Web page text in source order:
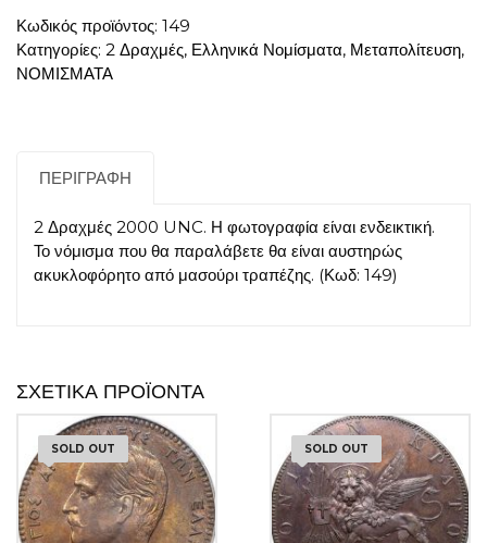
ποσότητα
Κωδικός προϊόντος: 149
Κατηγορίες: 2 Δραχμές, Ελληνικά Νομίσματα, Μεταπολίτευση,
ΝΟΜΙΣΜΑΤΑ
ΠΕΡΙΓΡΑΦΉ
2 Δραχμές 2000 UNC. Η φωτογραφία είναι ενδεικτική.
Το νόμισμα που θα παραλάβετε θα είναι αυστηρώς
ακυκλοφόρητο από μασούρι τραπέζης. (Κωδ: 149)
ΣΧΕΤΙΚΆ ΠΡΟΪΌΝΤΑ
SOLD OUT SOLD OUT